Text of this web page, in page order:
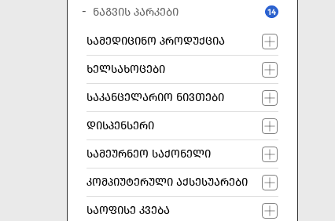
ᲜᲐᲒᲕᲘᲡ ᲞᲐᲠᲙᲔᲑᲘ 14
ᲡᲐᲛᲔᲓᲘᲪᲘᲜᲝ ᲞᲠᲝᲓᲣᲥᲪᲘᲐ
ᲮᲔᲚᲡᲐᲮᲝᲪᲔᲑᲘ
ᲡᲐᲙᲐᲜᲪᲔᲚᲐᲠᲘᲝ ᲜᲘᲕᲗᲔᲑᲘ
ᲓᲘᲡᲞᲔᲜᲡᲔᲠᲘ
ᲡᲐᲛᲔᲣᲠᲜᲔᲝ ᲡᲐᲥᲝᲜᲔᲚᲘ
ᲙᲝᲛᲞᲘᲣᲢᲔᲠᲣᲚᲘ ᲐᲥᲡᲔᲡᲣᲐᲠᲔᲑᲘ
ᲡᲐᲝᲤᲘᲡᲔ ᲙᲕᲔᲑᲐ